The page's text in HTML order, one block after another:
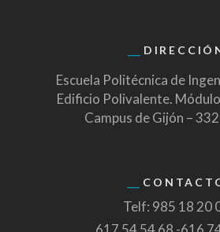
Escuela Politécnica de
Edificio Polivalente.
Campus de Gijón –
Telf: 985 18 20